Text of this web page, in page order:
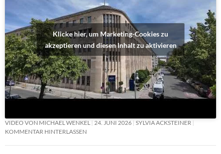
Klicke hier, um Marketing-Cookies zu
akzeptieren und diesen Inhalt zu aktivieren
VIDEO VON MICHAEL WENKEL 24. JUNI 2026 SYLVIA ACKSTEINER
KOMMENTAR HINTERLASSEN